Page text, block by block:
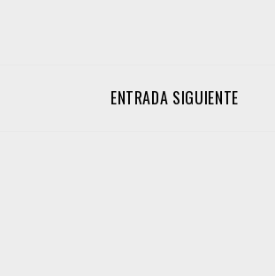
ENTRADA SIGUIENTE